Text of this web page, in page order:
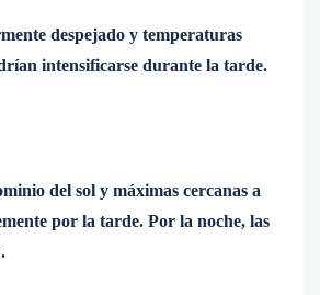
despejado y temperaturas
intensificarse durante la tarde.
del sol y máximas cercanas a
por la tarde. Por la noche, las
.